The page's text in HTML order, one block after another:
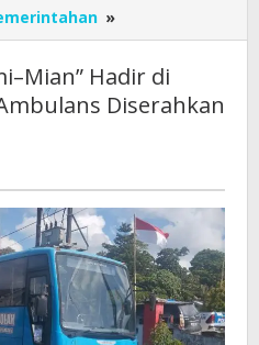
»
Rakyat
Mian”
Hadir
Ambulans
Diserahkan
Hadir di
Diserahkan